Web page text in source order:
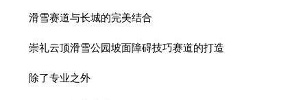
滑雪赛道与长城的完美结合
崇礼云顶滑雪公园坡面障碍技巧赛道的打造
除了专业之外